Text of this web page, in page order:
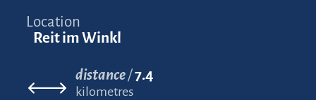
Location
Reit im Winkl
distance 7.4
kilometres